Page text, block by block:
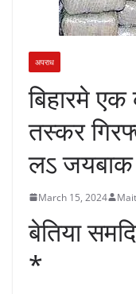
अपराध
बिहारमे
तस्कर
लऽ जयबाक
March 15, 2024
बेतिया
*